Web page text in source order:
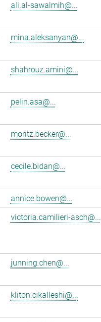
ali.al-sawalmih@...
mina.aleksanyan@...
shahrouz.amini@...
pelin.asa@...
moritz.becker@...
cecile.bidan@...
annice.bowen@...
victoria.camilieri-asch@...
junning.chen@...
kliton.cikalleshi@...